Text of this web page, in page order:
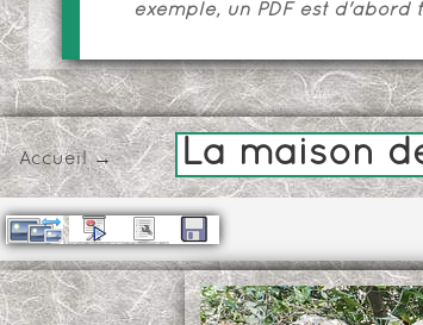
exemple, un PDF est
Accueil→ La maison